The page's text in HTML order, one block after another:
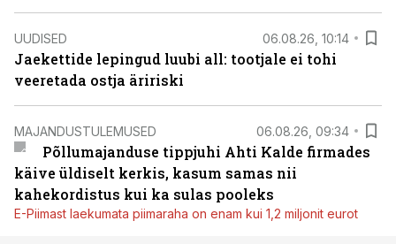
UUDISED 06.08.26, 10:14
Jaekettide lepingud luubi all: tootjale ei tohi
veeretada ostja äririski
MAJANDUSTULEMUSED 06.08.26, 09:34
Põllumajanduse tippjuhi Ahti Kalde firmades
käive üldiselt kerkis, kasum samas nii
kahekordistus kui ka sulas pooleks
E-Piimast laekumata piimaraha on enam kui 1,2 miljonit eurot